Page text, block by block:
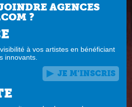
AGENCES
?
à vos artistes en bénéficiant
innovants.
JE M'INSCRIS